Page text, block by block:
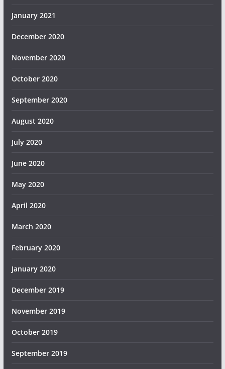
January 2021
December 2020
November 2020
October 2020
September 2020
August 2020
July 2020
June 2020
May 2020
April 2020
March 2020
February 2020
January 2020
December 2019
November 2019
October 2019
September 2019